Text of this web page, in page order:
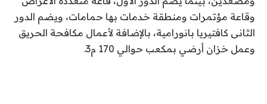
وقاعة مؤتمرات ومنطقة خدمات بها حمامات، ويضم الدور
الثانى كافتيريا بانورامية، بالإضافة لأعمال مكافحة الحريق
وعمل خزان أرضي بمكعب حوالي 170 م3.